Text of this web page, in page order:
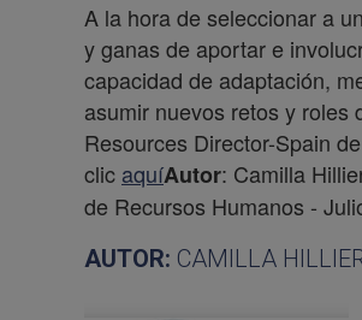
A la hora de seleccionar a
y ganas de aportar e
capacidad de adaptación,
asumir nuevos retos y roles
Resources Director-Spain
clic aquíAutor: Camilla
de Recursos Humanos -
AUTOR: CAMILLA